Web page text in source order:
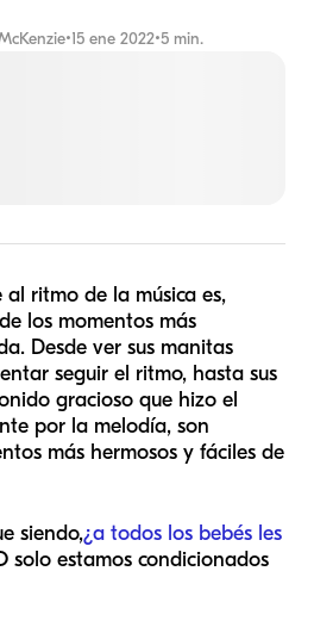
•15 ene 2022•5 min.
ritmo de la música es,
los momentos más
Desde ver sus manitas
seguir el ritmo, hasta sus
gracioso que hizo el
por la melodía, son
más hermosos y fáciles de
siendo,¿a todos los bebés les
solo estamos condicionados